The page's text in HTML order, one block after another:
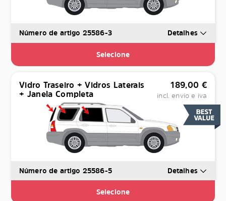
Número de artigo 25586-3 Detalhes
Selecione
Vidro Traseiro + Vidros Laterais
+ Janela Completa
189,00 €
incl. envio e iva
Número de artigo 25586-5 Detalhes
Selecione